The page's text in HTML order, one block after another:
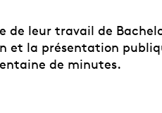
de leur travail de
et la présentation
de minutes.